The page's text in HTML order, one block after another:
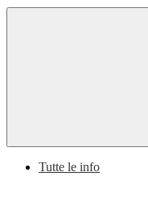
Tutte le info